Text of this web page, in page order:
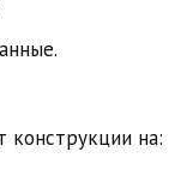
конструкции на: